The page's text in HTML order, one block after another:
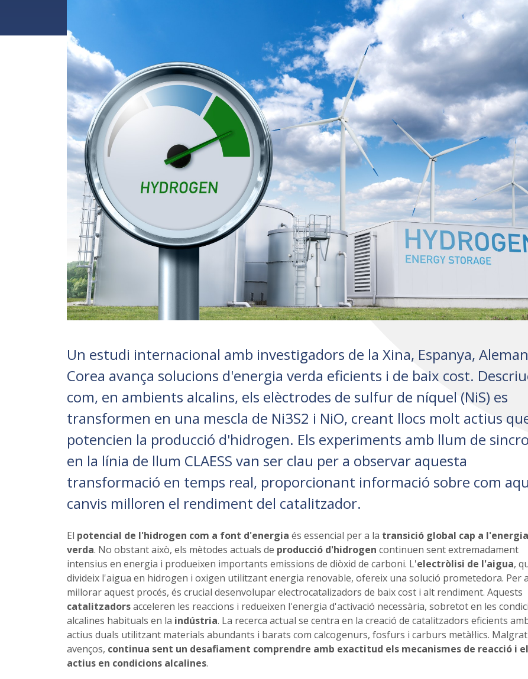
Un estudi internacional amb investigadors de la Xina, Espanya,
Corea avança solucions d'energia verda eficients i de baix cost.
com, en ambients alcalins, els elèctrodes de sulfur de níquel (NiS) es
transformen en una mescla de Ni3S2 i NiO, creant llocs molt actius
potencien la producció d'hidrogen. Els experiments amb llum de
en la línia de llum CLAESS van ser clau per a observar aquesta
transformació en temps real, proporcionant informació sobre com
canvis milloren el rendiment del catalitzador.
El potencial de l'hidrogen com a font d'energia és essencial per a la transició global cap a l'energia
verda. No obstant això, els mètodes actuals de producció d'hidrogen continuen sent extremadament
intensius en energia i produeixen importants emissions de diòxid de carboni. L'electròlisi de l'aigua,
divideix l'aigua en hidrogen i oxigen utilitzant energia renovable, ofereix una solució prometedora. Per a
millorar aquest procés, és crucial desenvolupar electrocatalizadors de baix cost i alt rendiment. Aquests
catalitzadorsacceleren les reaccions i redueixen l'energia d'activació necessària, sobretot en les
alcalines habituals en la indústria. La recerca actual se centra en la creació de catalitzadors eficients
actius duals utilitzant materials abundants i barats com calcogenurs, fosfurs i carburs metàl·lics.
avenços, continua sent un desafiament comprendre amb exactitud els mecanismes de reacció i
actius en condicions alcalines.